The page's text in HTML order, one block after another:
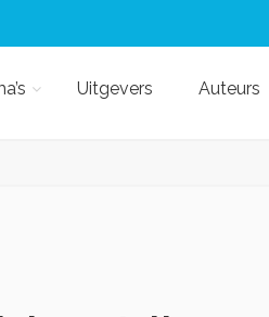
Uitgevers Auteurs